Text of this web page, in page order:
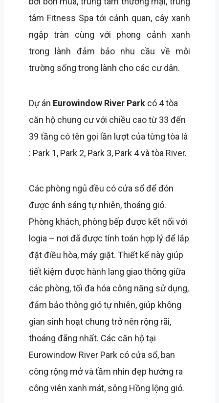
tâm Fitness Spa tới cảnh quan, cây xanh
ngập tràn cùng với phong cảnh xanh
trong lành đảm bảo nhu cầu về môi
trường sống trong lành cho các cư dân.
Dự án Eurowindow River Park có 4 tòa
căn hộ chung cư với chiều cao từ 33 đến
39 tầng có tên gọi lần lượt của từng tòa là
: Park 1, Park 2, Park 3, Park 4 và tòa River.
Các phòng ngủ đều có cửa sổ để đón
được ánh sáng tự nhiên, thoáng gió.
Phòng khách, phòng bếp được kết nối với
logia – nơi đã được tính toán hợp lý để lắp
đặt điều hòa, máy giặt. Thiết kế này giúp
tiết kiệm được hành lang giao thông giữa
các phòng, tối đa hóa công năng sử dụng,
đảm bảo thông gió tự nhiên, giúp không
gian sinh hoạt chung trở nên rộng rãi,
thoáng đãng nhất. Các căn hộ tại
Eurowindow River Park có cửa sổ, ban
công rộng mở và tầm nhìn đẹp hướng ra
công viên xanh mát, sông Hồng lộng gió.